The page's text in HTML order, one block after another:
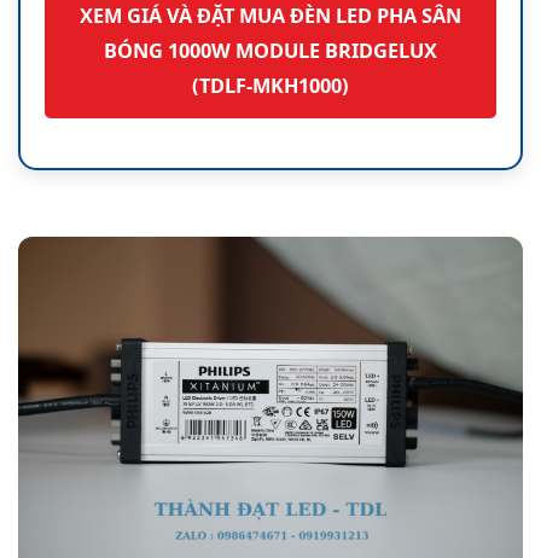
XEM GIÁ VÀ ĐẶT MUA ĐÈN LED PHA SÂN
BÓNG 1000W MODULE BRIDGELUX
(TDLF-MKH1000)